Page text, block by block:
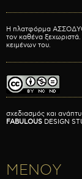
Η πλατφόρμα
τον καθένα
κειμένων του.
σχεδιασμός και
FABULOUS DESIGN
ΜΕΝΟΥ